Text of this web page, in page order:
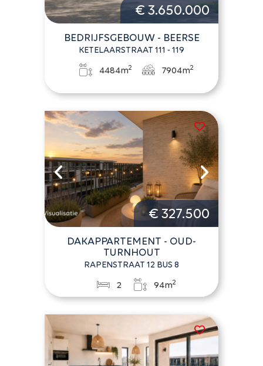
€ 3.650.000
BEDRIJFSGEBOUW - BEERSE
KETELAARSTRAAT 111 - 119
4484m2 7904m2
€ 327.500
DAKAPPARTEMENT - OUD-
TURNHOUT
RAPENSTRAAT 12 BUS 8
2 94m2